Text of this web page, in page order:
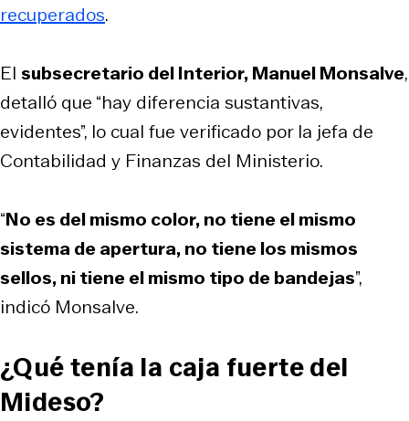
recuperados.
El subsecretario del Interior, Manuel Monsalve,
detalló que “hay diferencia sustantivas,
evidentes”, lo cual fue verificado por la jefa de
Contabilidad y Finanzas del Ministerio.
“No es del mismo color, no tiene el mismo
sistema de apertura, no tiene los mismos
sellos, ni tiene el mismo tipo de bandejas”,
indicó Monsalve.
¿Qué tenía la caja fuerte del
Mideso?